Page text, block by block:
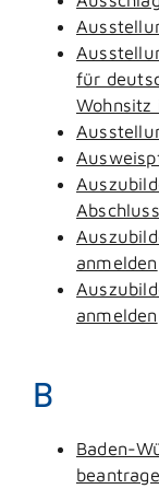
für
Wohnsitz
anmelden
anmelden
B
Baden-